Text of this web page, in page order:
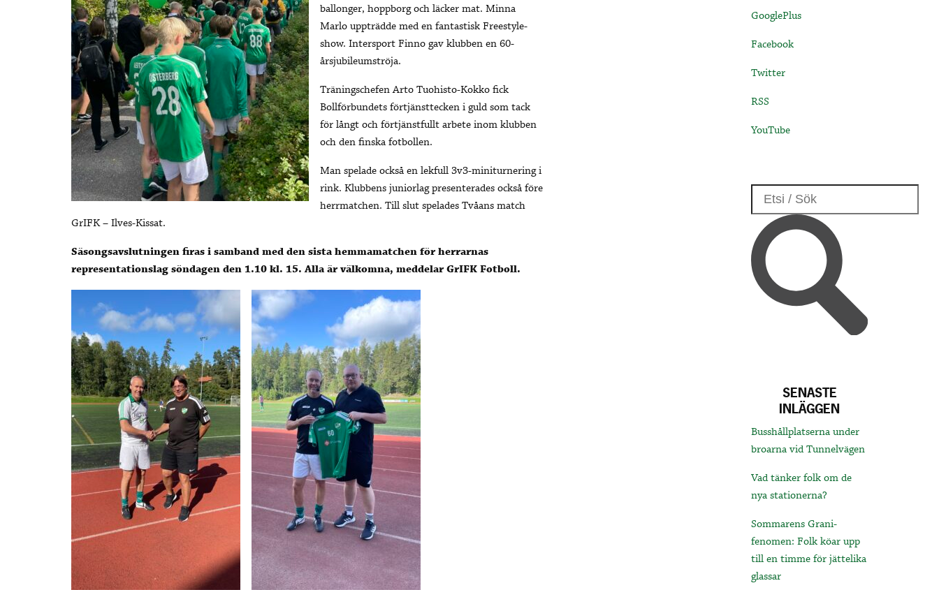
ballonger, hoppborg och läcker mat. Minna
Marlo uppträdde med en fantastisk Freestyle-
show. Intersport Finno gav klubben en 60-
årsjubileumströja.
Träningschefen Arto Tuohisto-Kokko fick
Bollförbundets förtjänsttecken i guld som tack
för långt och förtjänstfullt arbete inom klubben
och den finska fotbollen.
Man spelade också en lekfull 3v3-miniturnering i
rink. Klubbens juniorlag presenterades också före
herrmatchen. Till slut spelades Tvåans match
GrIFK – Ilves-Kissat.
Säsongsavslutningen firas i samband med den sista hemmamatchen för herrarnas
representationslag söndagen den 1.10 kl. 15. Alla är välkomna, meddelar GrIFK Fotboll.
GooglePlus
Facebook
Twitter
RSS
YouTube
SENASTE
INLÄGGEN
Busshållplatserna under
broarna vid Tunnelvägen
Vad tänker folk om de
nya stationerna?
Sommarens Grani-
fenomen: Folk köar upp
till en timme för jättelika
glassar